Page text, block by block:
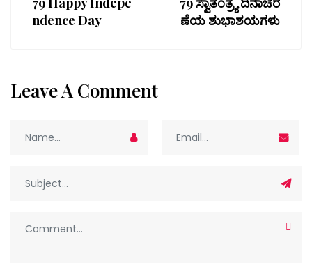
ndence Day
ಣೆಯ ಶುಭಾಶಯಗಳು
Leave A Comment